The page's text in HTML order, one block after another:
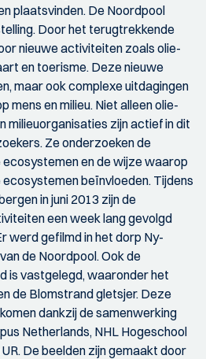
plaatsvinden. De Noordpool
Door het terugtrekkende
nieuwe activiteiten zoals olie-
en toerisme. Deze nieuwe
maar ook complexe uitdagingen
mens en milieu. Niet alleen olie-
milieuorganisaties zijn actief in dit
Ze onderzoeken de
en de wijze waarop
beïnvloeden. Tijdens
in juni 2013 zijn de
een week lang gevolgd
werd gefilmd in het dorp Ny-
de Noordpool. Ook de
is vastgelegd, waaronder het
de Blomstrand gletsjer. Deze
dankzij de samenwerking
Netherlands, NHL Hogeschool
De beelden zijn gemaakt door